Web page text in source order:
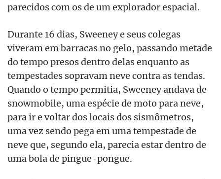
parecidos com os de um explorador espacial.
Durante 16 dias, Sweeney e seus colegas
viveram em barracas no gelo, passando metade
do tempo presos dentro delas enquanto as
tempestades sopravam neve contra as tendas.
Quando o tempo permitia, Sweeney andava de
snowmobile, uma espécie de moto para neve,
para ir e voltar dos locais dos sismômetros,
uma vez sendo pega em uma tempestade de
neve que, segundo ela, parecia estar dentro de
uma bola de pingue-pongue.